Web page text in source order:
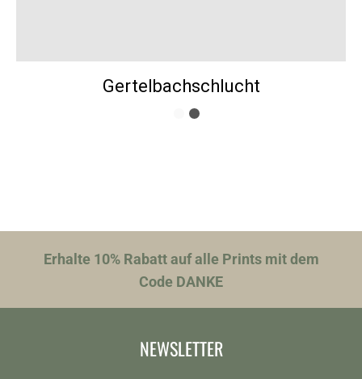
Gertelbachschlucht
Erhalte 10% Rabatt auf alle Prints mit dem
Code DANKE
NEWSLETTER